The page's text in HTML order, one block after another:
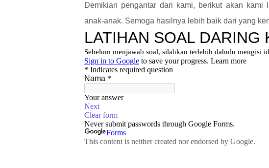
Demikian pengantar dari kami, berikut akan kami
anak-anak. Semoga hasilnya lebih baik dari yang